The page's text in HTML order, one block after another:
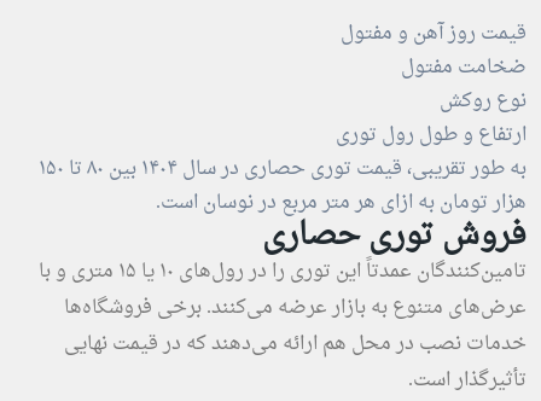
قیمت روز آهن و مفتول
ضخامت مفتول
نوع روکش
ارتفاع و طول رول توری
به طور تقریبی، قیمت توری حصاری در سال ۱۴۰۴ بین ۸۰ تا ۱۵۰
هزار تومان به ازای هر متر مربع در نوسان است.
فروش توری حصاری
تامین‌کنندگان عمدتاً این توری را در رول‌های ۱۰ یا ۱۵ متری و با
عرض‌های متنوع به بازار عرضه می‌کنند. برخی فروشگاه‌ها
خدمات نصب در محل هم ارائه می‌دهند که در قیمت نهایی
تأثیرگذار است.